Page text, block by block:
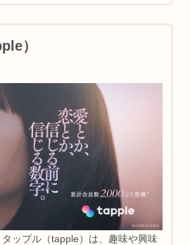
）
タップル（tapple）は、趣味や興味